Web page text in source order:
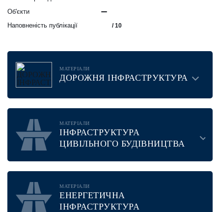
Об'єкти
Наповненість публікації
/ 10
МАТЕРІАЛИ
ДОРОЖНЯ ІНФРАСТРУКТУРА
МАТЕРІАЛИ
ІНФРАСТРУКТУРА
ЦИВІЛЬНОГО БУДІВНИЦТВА
МАТЕРІАЛИ
ЕНЕРГЕТИЧНА
ІНФРАСТРУКТУРА